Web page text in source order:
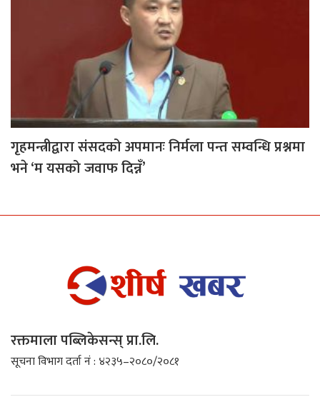
गृहमन्त्रीद्वारा संसदको अपमानः निर्मला पन्त सम्वन्धि प्रश्नमा
भने ‘म यसको जवाफ दिन्नँ’
रक्तमाला पब्लिकेसन्स् प्रा.लि.
सूचना विभाग दर्ता नं : ४२३५–२०८०/२०८१